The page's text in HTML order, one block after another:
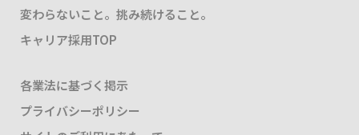
変わらないこと。挑み続けること。
キャリア採用TOP
各業法に基づく掲示
プライバシーポリシー